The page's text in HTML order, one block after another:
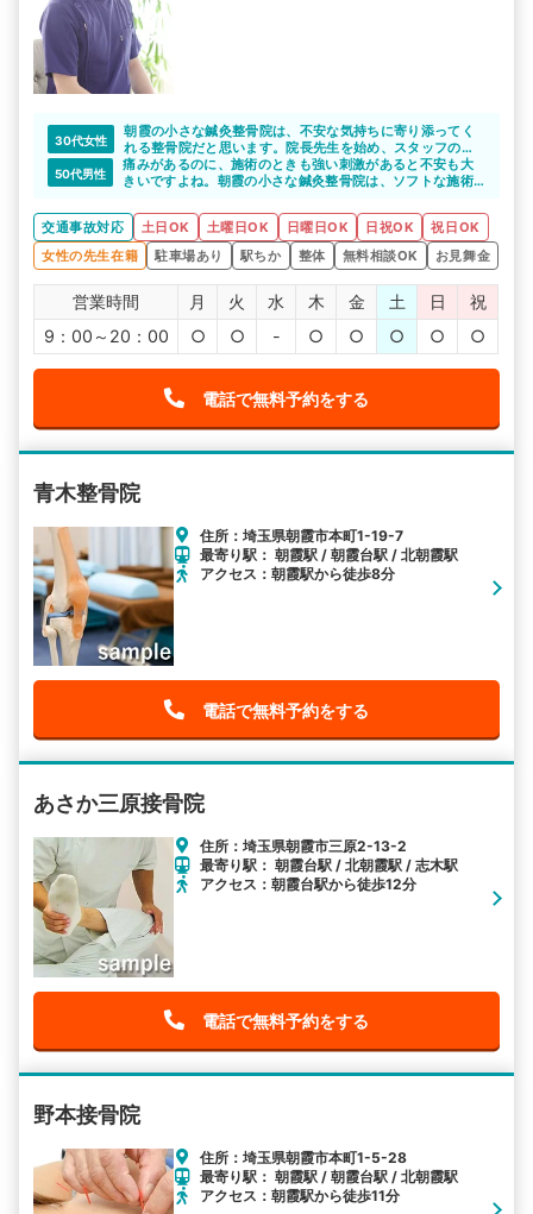
30代女性
朝霞の小さな鍼灸整骨院は、不安な気持ちに寄り添ってく
れる整骨院だと思います。院長先生を始め、スタッフの人
たちが親身になってくれると思います。
50代男性
痛みがあるのに、施術のときも強い刺激があると不安も大
きいですよね。朝霞の小さな鍼灸整骨院は、ソフトな施術
だからこそ、老若男女問わず施術を受けられるのでよいで
すね。
また、施術を受ける前にしっかりと施術方針の説明をして
くれるので、不安も少なくなると思います。
交通事故対応 土日OK 土曜日OK 日曜日OK 日祝OK
祝日OK
女性の先生在籍
駐車場あり 駅ちか 整体 無料相談OK お見舞金
営業時間 月 火 水 木 金 土 日
祝
9：00～20：00
○ ○ - ○ ○ ○ ○ ○
電話で無料予約をする
青木整骨院
住所：埼玉県朝霞市本町1-19-7
最寄り駅： 朝霞駅 / 朝霞台駅 / 北朝霞駅
アクセス：朝霞駅から徒歩8分
電話で無料予約をする
あさか三原接骨院
住所：埼玉県朝霞市三原2-13-2
最寄り駅： 朝霞台駅 / 北朝霞駅 / 志木駅
アクセス：朝霞台駅から徒歩12分
電話で無料予約をする
野本接骨院
住所：埼玉県朝霞市本町1-5-28
最寄り駅： 朝霞駅 / 朝霞台駅 / 北朝霞駅
アクセス：朝霞駅から徒歩11分